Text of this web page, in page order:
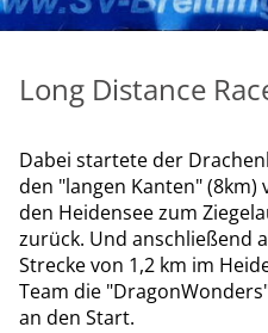
Long Distance
Dabei startete der
den "langen Kanten"
den Heidensee zum
zurück. Und anschließend
Strecke von 1,2 km im
Team die
an den Start.